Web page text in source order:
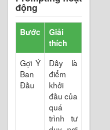
động
Bước
Giải
thích
Gợi Ý
Ban
Đầu
Đây là
điểm
khởi
đầu của
quá
trình tư